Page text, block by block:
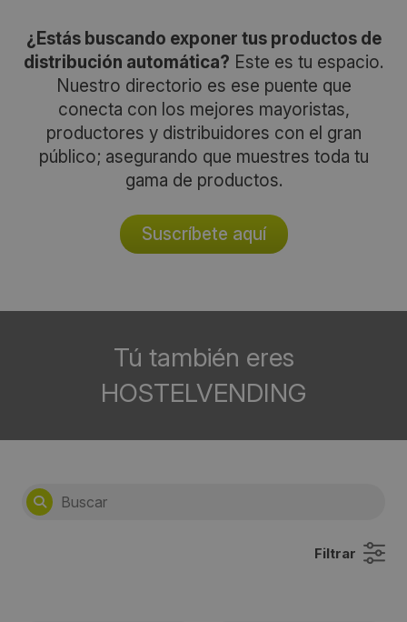
¿Estás buscando exponer tus productos de
distribución automática? Este es tu espacio.
Nuestro directorio es ese puente que
conecta con los mejores mayoristas,
productores y distribuidores con el gran
público; asegurando que muestres toda tu
gama de productos.
Suscríbete aquí
Tú también eres
HOSTELVENDING
Filtrar